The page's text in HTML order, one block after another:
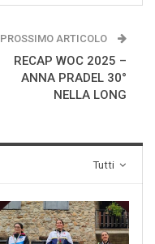
PROSSIMO ARTICOLO
RECAP WOC 2025 –
ANNA PRADEL 30°
NELLA LONG
Tutti